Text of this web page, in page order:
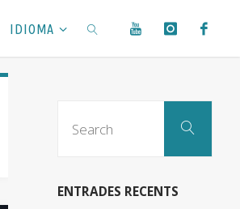
IDIOMA
Search
ENTRADES RECENTS